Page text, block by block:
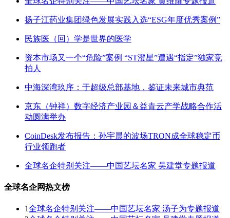
扬子江药业集团绿色发展实践入选“ESG年度优秀案例”
民族医（回）学是世界的医学
资本市场又一个“危险”案例 “ST澄星”遭遇“指定”独家竞
拍人
中海深湾玖序：于超级总部基地，鉴证未来城市典范
京东（钟祥）数字经济产业园＆益青云产学战略合作活
动圆满举办
CoinDesk发布报告：孙宇晨的波场TRON成全球稳定币
行业领跑者
全球名企特别关注——中国艺坛名家 吴建堂专题报道
全球名企网热文榜
1全球名企特别关注——中国艺坛名家 汤子为专题报道